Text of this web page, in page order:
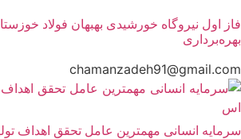
فاز اول نیروگاه خورشیدی بهبهان فولاد
بهره‌برداری
chamanzadeh91@gmail.com
سرمایه انسانی مهمترین عامل تحقق اهداف